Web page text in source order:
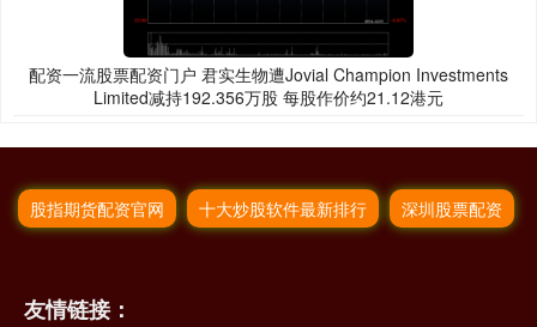
配资一流股票配资门户 君实生物遭Jovial Champion Investments
Limited减持192.356万股 每股作价约21.12港元
股指期货配资官网 十大炒股软件最新排行 深圳股票配资
友情链接：